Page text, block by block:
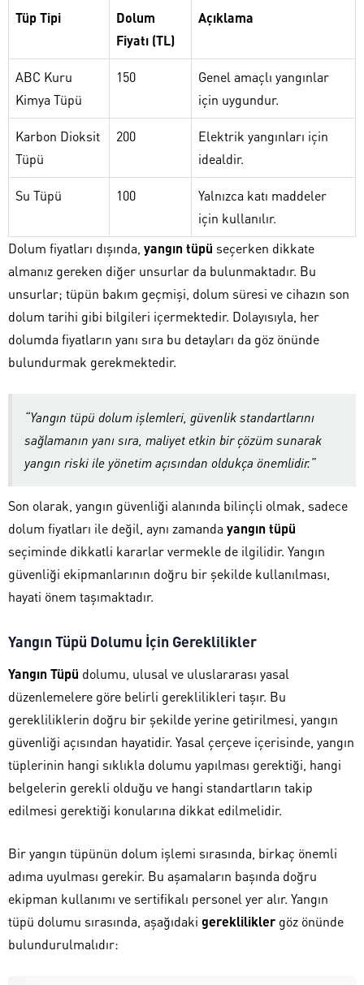
Tüp Tipi
Dolum
Fiyatı (TL)
Açıklama
ABC Kuru
Kimya Tüpü
150
Genel amaçlı yangınlar
için uygundur.
Karbon Dioksit
Tüpü
200
Elektrik yangınları için
idealdir.
Su Tüpü 100
Yalnızca katı maddeler
için kullanılır.
Dolum fiyatları dışında, yangın tüpü seçerken dikkate
almanız gereken diğer unsurlar da bulunmaktadır. Bu
unsurlar; tüpün bakım geçmişi, dolum süresi ve cihazın son
dolum tarihi gibi bilgileri içermektedir. Dolayısıyla, her
dolumda fiyatların yanı sıra bu detayları da göz önünde
bulundurmak gerekmektedir.
“Yangın tüpü dolum işlemleri, güvenlik standartlarını
sağlamanın yanı sıra, maliyet etkin bir çözüm sunarak
yangın riski ile yönetim açısından oldukça önemlidir.”
Son olarak, yangın güvenliği alanında bilinçli olmak, sadece
dolum fiyatları ile değil, aynı zamanda yangın tüpü
seçiminde dikkatli kararlar vermekle de ilgilidir. Yangın
güvenliği ekipmanlarının doğru bir şekilde kullanılması,
hayati önem taşımaktadır.
Yangın Tüpü Dolumu İçin Gereklilikler
Yangın Tüpü dolumu, ulusal ve uluslararası yasal
düzenlemelere göre belirli gereklilikleri taşır. Bu
gerekliliklerin doğru bir şekilde yerine getirilmesi, yangın
güvenliği açısından hayatidir. Yasal çerçeve içerisinde, yangın
tüplerinin hangi sıklıkla dolumu yapılması gerektiği, hangi
belgelerin gerekli olduğu ve hangi standartların takip
edilmesi gerektiği konularına dikkat edilmelidir.
Bir yangın tüpünün dolum işlemi sırasında, birkaç önemli
adıma uyulması gerekir. Bu aşamaların başında doğru
ekipman kullanımı ve sertifikalı personel yer alır. Yangın
tüpü dolumu sırasında, aşağıdaki gereklilikler göz önünde
bulundurulmalıdır: